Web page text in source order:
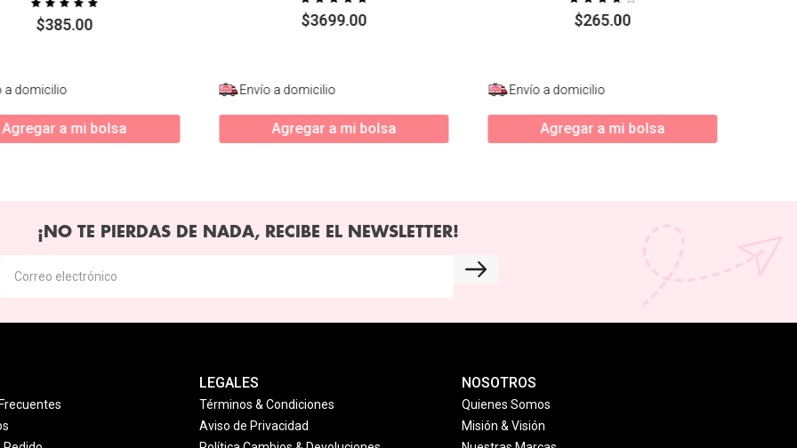
$385.00
a domicilio
Agregar a mi bolsa
$3699.00
Envío a domicilio
Agregar a mi bolsa
$265.00
Envío a domicilio
Agregar a mi bolsa
¡NO TE PIERDAS DE NADA, RECIBE EL NEWSLETTER!
LEGALES
Términos & Condiciones
Aviso de Privacidad
NOSOTROS
Quienes Somos
Misión & Visión